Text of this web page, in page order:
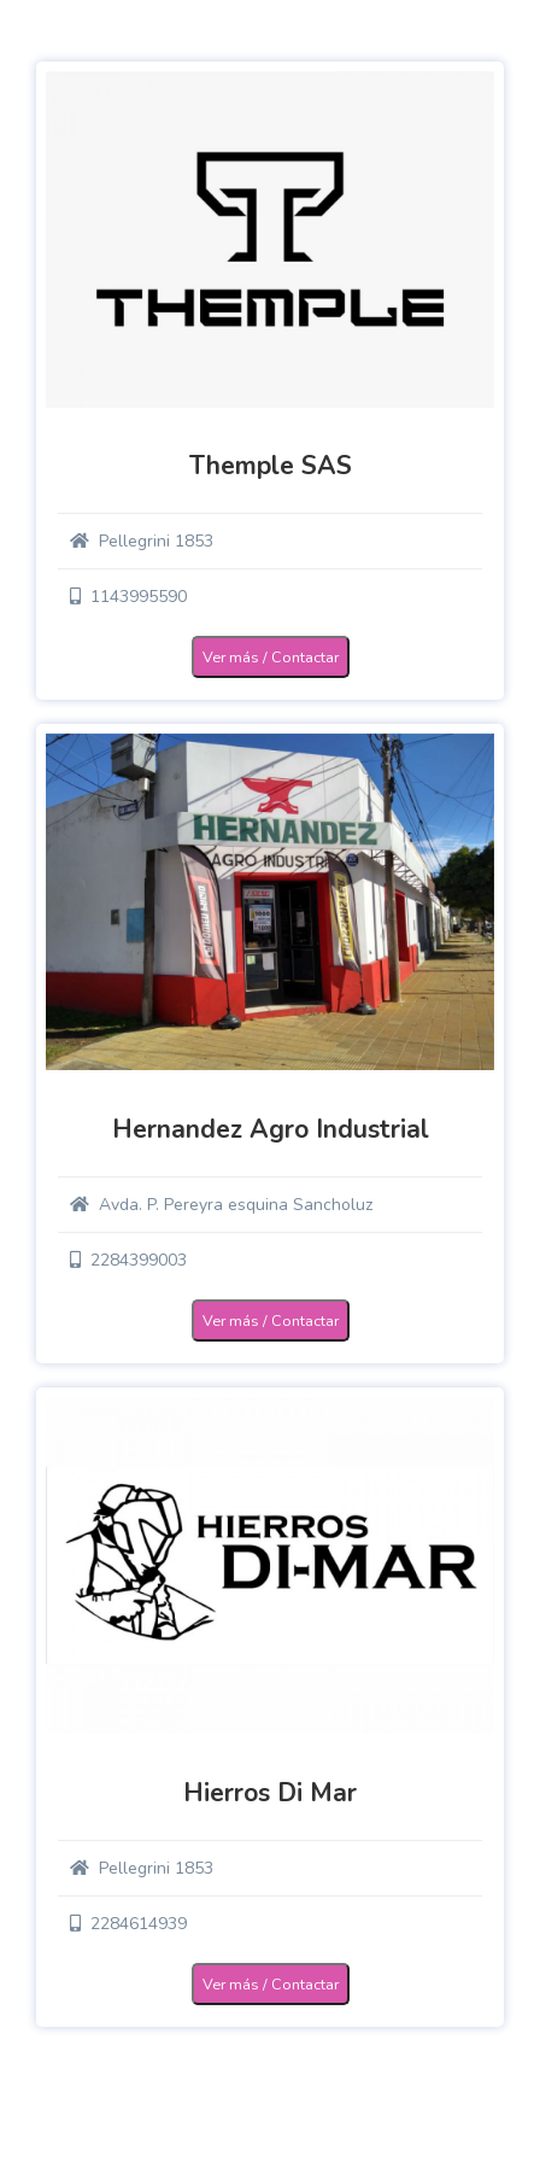
Themple SAS
Pellegrini 1853
1143995590
Ver más / Contactar
Hernandez Agro Industrial
Avda. P. Pereyra esquina Sancholuz
2284399003
Ver más / Contactar
Hierros Di Mar
Pellegrini 1853
2284614939
Ver más / Contactar